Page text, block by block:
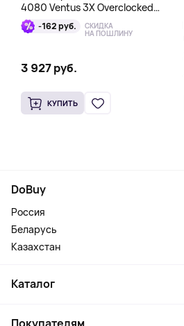
4080 Ventus 3X Overclocked
16GB DDR6X
-162 руб. СКИДКА
НА ПОШЛИНУ
3 927 руб.
КУПИТЬ
DoBuy
Россия
Беларусь
Казахстан
Каталог